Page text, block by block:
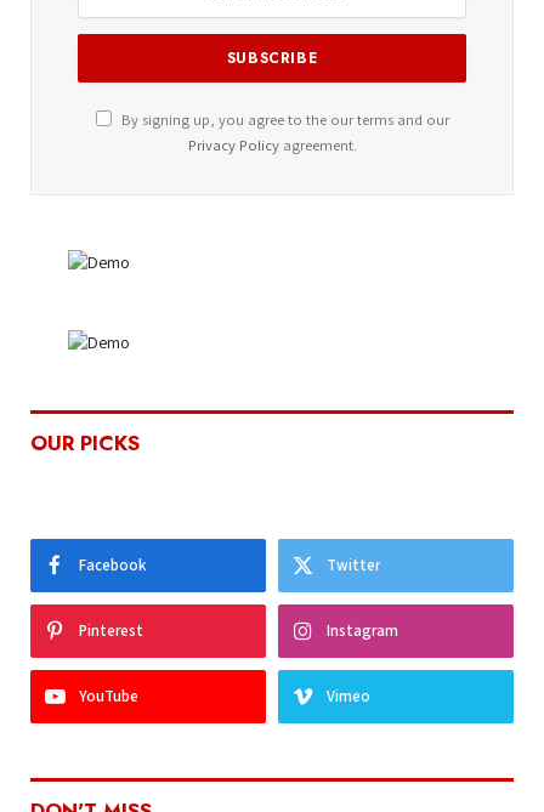
By signing up, you agree to the our terms and our
Privacy Policyagreement.
OUR PICKS
Facebook Twitter
Pinterest Instagram
YouTube Vimeo